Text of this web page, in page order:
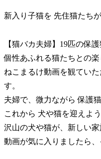
新入り子猫を 先住猫たち
【猫バカ夫婦】19匹の保
個性あふれる猫たちとの
ねこまるけ動画を観てい
す。
夫婦で、微力ながら 保護
これから 犬や猫を迎えよ
沢山の犬や猫が、新しい
動画が気に入りましたら